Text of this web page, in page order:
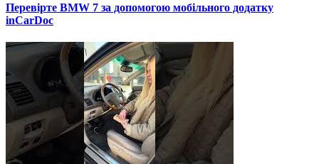
Перевірте BMW 7 за допомогою мобільного додатку
inCarDoc